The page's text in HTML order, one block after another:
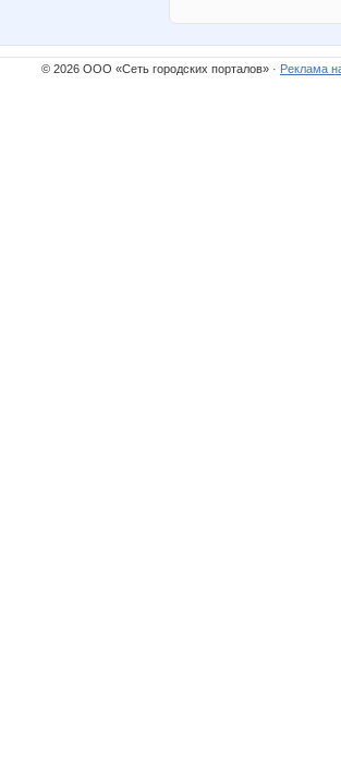
© 2026 ООО «Сеть городских порталов» · Реклама